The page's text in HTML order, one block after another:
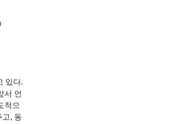
있다.
서 언
적으
고, 동